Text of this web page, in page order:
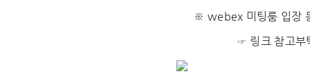
※ webex 미팅룸 입장
☞ 링크 참고부